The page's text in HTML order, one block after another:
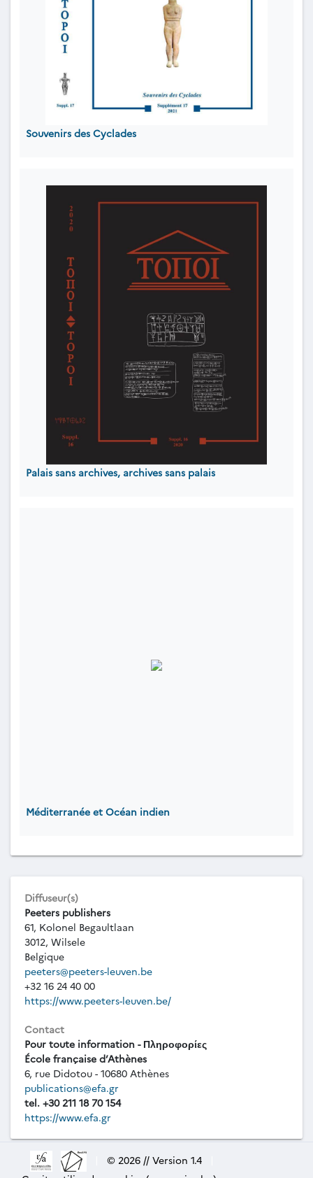
Souvenirs des Cyclades
Palais sans archives, archives sans palais
Méditerranée et Océan indien
Diffuseur(s)
Peeters publishers
61, Kolonel Begaultlaan
3012, Wilsele
Belgique
peeters@peeters-leuven.be
+32 16 24 40 00
https://www.peeters-leuven.be/
Contact
Pour toute information - Πληροφορίες
École française d’Athènes
6, rue Didotou - 10680 Athènes
publications@efa.gr
tel. +30 211 18 70 154
https://www.efa.gr
© 2026 // Version 1.4